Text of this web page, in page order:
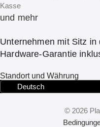
und mehr
Unternehmen mit Sitz
Hardware-Garantie
Standort und Währung
Deutsch
© 2026